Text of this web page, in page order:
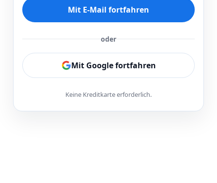
Mit E-Mail fortfahren
oder
Mit Google fortfahren
Keine Kreditkarte erforderlich.